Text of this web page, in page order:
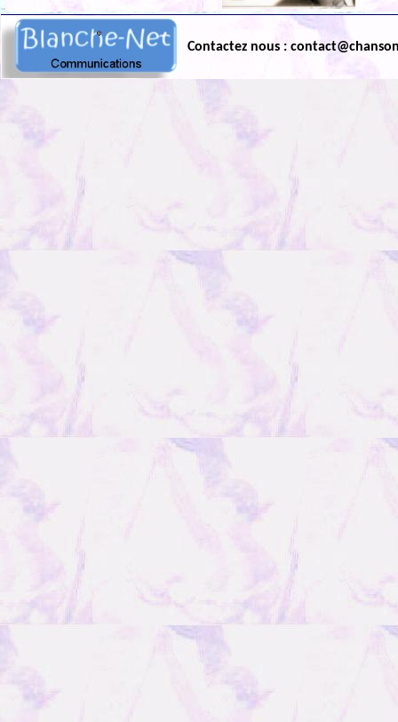
Contactez nous :